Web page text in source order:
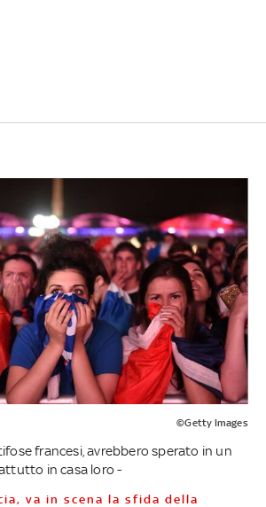
©Getty Images
francesi, avrebbero sperato in un
in casa loro -